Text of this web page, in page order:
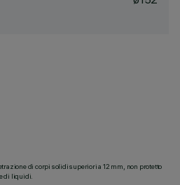
di corpi solidi superiori a 12 mm, non protetto
di liquidi.